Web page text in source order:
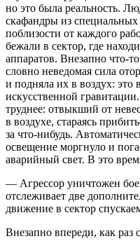
но это была реальность.
скафандры из
поблизости от каждого
бежали в сектор, где
аппаратов. Внезапно что-
словно неведомая сила
и подняла их в воздух: это
искусственной
труднее: отвыкший от
в воздухе, стараясь
за что-нибудь.
освещение моргнуло и
аварийный свет. В это
— Агрессор уничтожен
отслеживает две
движение в сектор
Внезапно впереди, как раз